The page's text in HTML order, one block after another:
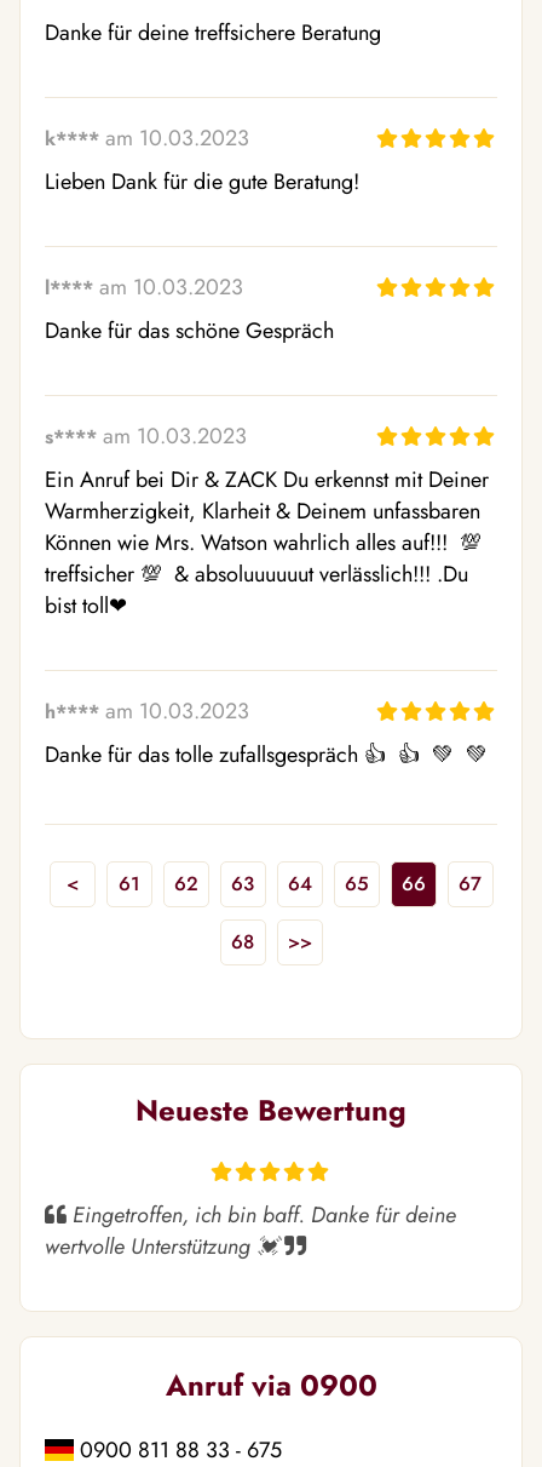
Danke für deine treffsichere Beratung
k**** am 10.03.2023
Lieben Dank für die gute Beratung!
l**** am 10.03.2023
Danke für das schöne Gespräch
s**** am 10.03.2023
Ein Anruf bei Dir & ZACK Du erkennst mit Deiner
Warmherzigkeit, Klarheit & Deinem unfassbaren
Können wie Mrs. Watson wahrlich alles auf!!!  💯
treffsicher 💯  & absoluuuuuut verlässlich!!! .Du
bist toll❤ ️
h**** am 10.03.2023
Danke für das tolle zufallsgespräch 👍  👍  💚  💚
< 61 62 63 64 65 66 67
68 >>
Neueste Bewertung
Eingetroffen, ich bin baff. Danke für deine
wertvolle Unterstützung 💓
Anruf via 0900
0900 811 88 33 - 675